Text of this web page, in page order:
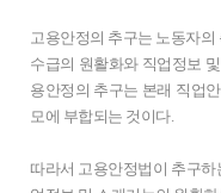
고용안정의 추구는 노동자
수급의 원활화와 직업정보
용안정의 추구는 본래 직업
모에 부합되는 것이다.
따라서 고용안정법이 추구